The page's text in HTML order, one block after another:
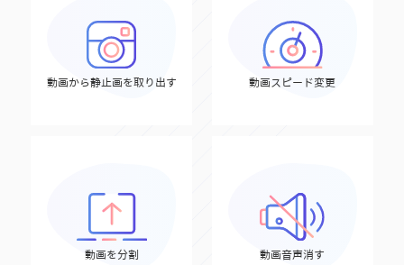
動画から静止画を取り出す 動画スピード変更
動画を分割 動画音声消す